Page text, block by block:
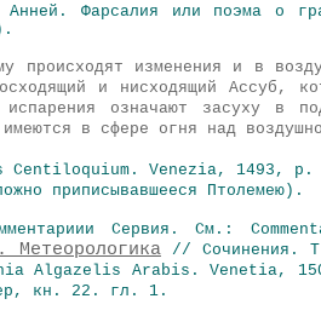
Анней. Фарсалия или поэма о
происходят изменения и в
и нисходящий Ассуб,
испарения означают засуху в
в сфере огня над
Centiloquium. Venezia, 1493, р.
приписывавшееся Птолемею).
Сервия. См.:
Метеорологика// Сочинения.
Algazelis Arabis. Venetia,
кн. 22. гл. 1.